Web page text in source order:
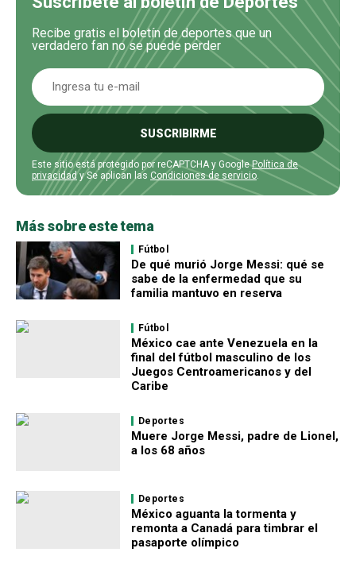
Recibe gratis el boletín de deportes que un
verdadero fan no se puede perder
SUSCRIBIRME
Este sitio está protegido por reCAPTCHA y GooglePolítica de
privacidady Se aplican las Condiciones de servicio
Más sobre este tema
Fútbol
De qué murió Jorge Messi: qué se
sabe de la enfermedad que su
familia mantuvo en reserva
Fútbol
México cae ante Venezuela en la
final del fútbol masculino de los
Juegos Centroamericanos y del
Caribe
Deportes
Muere Jorge Messi, padre de Lionel,
a los 68 años
Deportes
México aguanta la tormenta y
remonta a Canadá para timbrar el
pasaporte olímpico